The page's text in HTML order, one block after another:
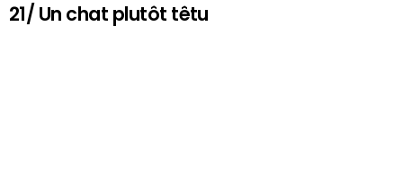
21/ Un chat plutôt têtu